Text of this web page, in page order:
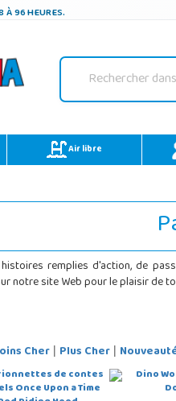
À 96 HEURES.
Air libre
remplies d'action, de
notre site Web pour le plaisir de
Cher| Plus Cher|